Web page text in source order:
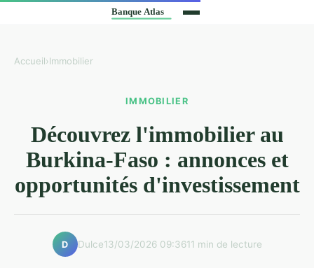
Accueil›Immobilier
IMMOBILIER
Découvrez l'immobilier au
Burkina-Faso : annonces et
opportunités d'investissement
D Dulce13/03/2026 09:3611 min de lecture